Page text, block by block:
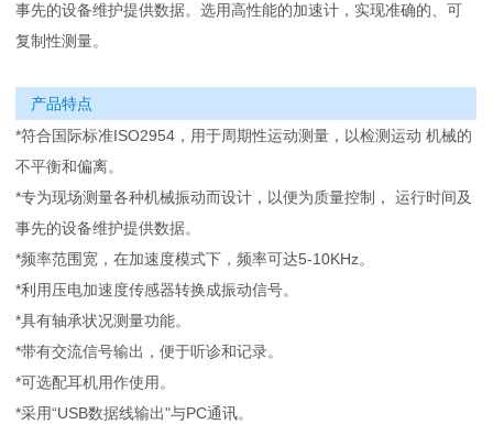
事先的设备维护提供数据。选用高性能的加速计，实现准确的、可
复制性测量。
产品特点
*符合国际标准ISO2954，用于周期性运动测量，以检测运动 机械的
不平衡和偏离。
*专为现场测量各种机械振动而设计，以便为质量控制， 运行时间及
事先的设备维护提供数据。
*频率范围宽，在加速度模式下，频率可达5-10KHz。
*利用压电加速度传感器转换成振动信号。
*具有轴承状况测量功能。
*带有交流信号输出，便于听诊和记录。
*可选配耳机用作使用。
*采用“USB数据线输出"与PC通讯。